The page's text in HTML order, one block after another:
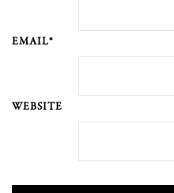
EMAIL*
WEBSITE